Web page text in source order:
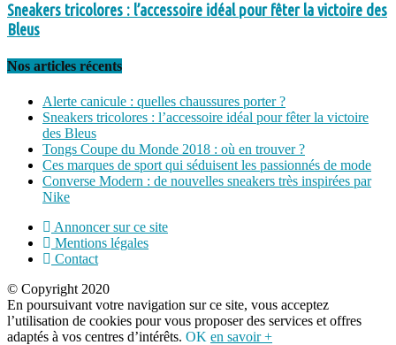
Sneakers tricolores : l’accessoire idéal pour fêter la victoire des
Bleus
Nos articles récents
Alerte canicule : quelles chaussures porter ?
Sneakers tricolores : l’accessoire idéal pour fêter la victoire
des Bleus
Tongs Coupe du Monde 2018 : où en trouver ?
Ces marques de sport qui séduisent les passionnés de mode
Converse Modern : de nouvelles sneakers très inspirées par
Nike
Annoncer sur ce site
Mentions légales
Contact
© Copyright 2020
En poursuivant votre navigation sur ce site, vous acceptez
l’utilisation de cookies pour vous proposer des services et offres
adaptés à vos centres d’intérêts. OK en savoir +